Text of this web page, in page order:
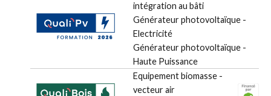
intégration au bâti
Générateur photovoltaïque -
Electricité
Générateur photovoltaïque -
Haute Puissance
Equipement biomasse -
vecteur air